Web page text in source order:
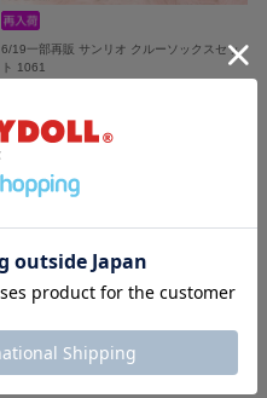
6/19一部再販 サンリオ クルーソックスセッ
ト 1061